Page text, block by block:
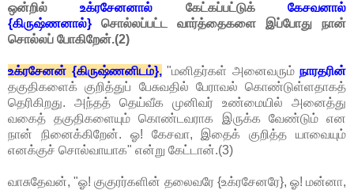
ஒன்றில்உக்ரசேனனால் கேட்கப்பட்டுக்கேசவனால்
{கிருஷ்ணனால்} சொல்லப்பட்ட வார்த்தைகளை இப்போது நான்
சொல்லப் போகிறேன்.(2)
உக்ரசேனன் {கிருஷ்ணனிடம்},"மனிதர்கள் அனைவரும் நாரதரின்
தகுதிகளைக் குறித்துப் பேசுவதில் பேராவல் கொண்டுள்ளதாகத்
தெரிகிறது. அந்தத் தெய்வீக முனிவர் உண்மையில் அனைத்து
வகைத் தகுதிகளையும் கொண்டவராக இருக்க வேண்டும் என
நான் நினைக்கிறேன். ஓ! கேசவா, இதைக் குறித்த யாவையும்
எனக்குச் சொல்வாயாக" என்று கேட்டான்.(3)
வாசுதேவன், "ஓ! குகுரர்களின் தலைவரே {உக்ரசேனரே}, ஓ! மன்னா,